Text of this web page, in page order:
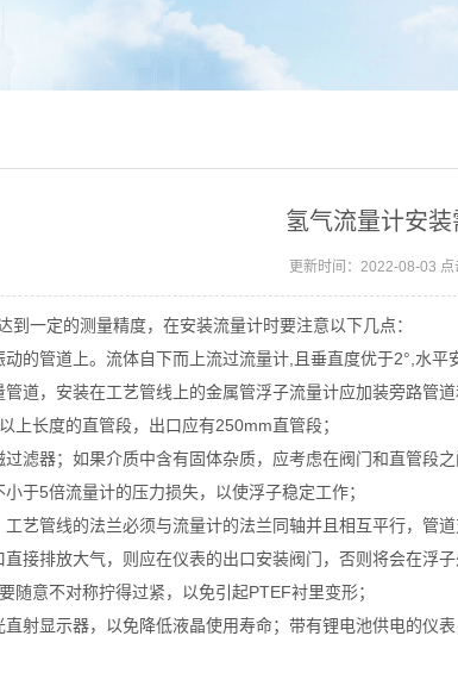
氢气流量计安
更新时间：2022-08-03
一定的测量精度，在安装流量计时要注意以下几点：
的管道上。流体自下而上流过流量计,且垂直度优于2°,水平
道，安装在工艺管线上的金属管浮子流量计应加装旁路管道
上长度的直管段，出口应有250mm直管段；
滤器；如果介质中含有固体杂质，应考虑在阀门和直管段之
于5倍流量计的压力损失，以使浮子稳定工作；
艺管线的法兰必须与流量计的法兰同轴并且相互平行，管
接排放大气，则应在仪表的出口安装阀门，否则将会在浮子
随意不对称拧得过紧，以免引起PTEF衬里变形；
射显示器，以免降低液晶使用寿命；带有锂电池供电的